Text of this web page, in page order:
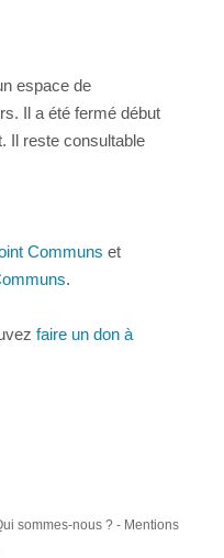
espace de
Il a été fermé début
Il reste consultable
Communs et
.
faire un don à
sommes-nous ?- Mentions